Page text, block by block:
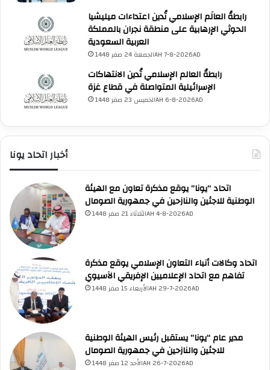
رابطةُ العالَم الإسلامي تُدين اعتداءات ميليشيا
الحوثي الإرهابية على منطقة نجران بالمملكة
العربية السعودية
الجمعة 24 صفر 1448AH 7-8-2026AD
رابطةُ العالم الإسلامي تُدين الانتهاكات
الإسرائيلية المتواصلة في قطاع غزة
الخميس 23 صفر 1448AH 6-8-2026AD
أخبار اتحاد يونا
اتحاد “يونا” يوقع مذكرة تعاون مع الهيئة
الوطنية للاجئين والنازحين في جمهورية الصومال
الثلاثاء 21 صفر 1448AH 4-8-2026AD
اتحاد وكالات أنباء التعاون الإسلامي يوقع مذكرة
تفاهم مع اتحاد الإعلاميين الإفريقي الآسيوي
الأربعاء 15 صفر 1448AH 29-7-2026AD
مدير عام “يونا” يستقبل رئيس الهيئة الوطنية
للاجئين والنازحين في جمهورية الصومال
الأحد 12 صفر 1448AH 26-7-2026AD